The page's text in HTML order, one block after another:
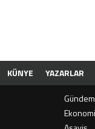
KÜNYE YAZARLAR
Gündem
Ekonomi